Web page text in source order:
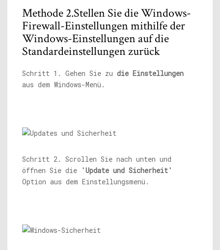
Methode 2.Stellen Sie die Windows-
Firewall-Einstellungen mithilfe der
Windows-Einstellungen auf die
Standardeinstellungen zurück
Schritt 1. Gehen Sie zu die Einstellungen
aus dem Windows-Menü.
Schritt 2. Scrollen Sie nach unten und
öffnen Sie die 'Update und Sicherheit'
Option aus dem Einstellungsmenü.